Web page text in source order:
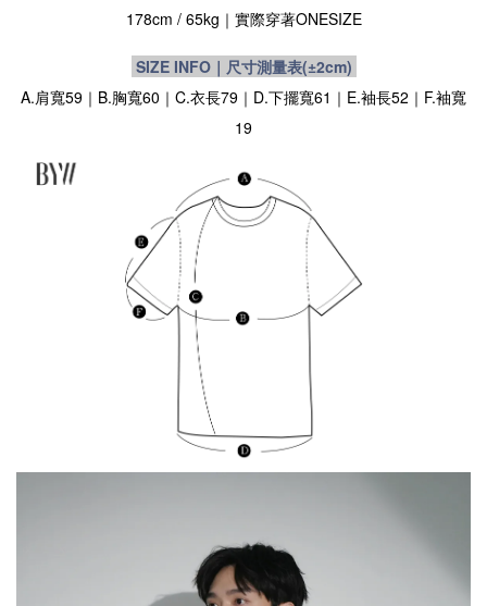
178cm / 65kg｜實際穿著ONESIZE
SIZE INFO｜尺寸測量表(±2cm)
A.肩寬59｜B.胸寬60｜C.衣長79｜D.下擺寬61｜E.袖長52｜F.袖寬
19